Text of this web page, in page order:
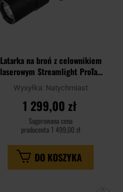
Latarka na broń z celownikiem
laserowym Streamlight ProTac
Rail Mount HL-X - 1000 lumenów
Wysyłka: Natychmiast
1 299,00 zł
Sugerowana cena
producenta 1 499,00 zł
DO KOSZYKA